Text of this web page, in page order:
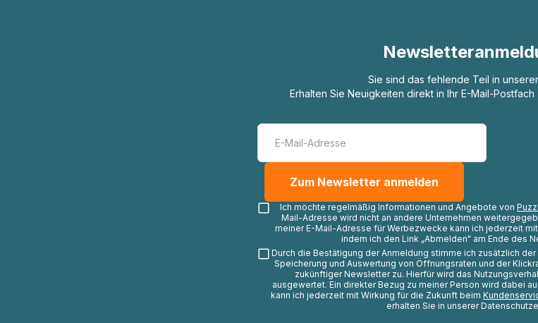
Sie sind das fehlende Teil in
Erhalten Sie Neuigkeiten direkt in Ihr E-Mail-
Ich möchte regelmäßig Informationen und Angebote von
Mail-Adresse wird nicht an andere Unternehmen
meiner E-Mail-Adresse für Werbezwecke kann ich jederzeit
indem ich den Link „Abmelden" am Ende des
Durch die Bestätigung der Anmeldung stimme ich zusätzlich
Speicherung und Auswertung von Öffnungsraten und der
zukünftiger Newsletter zu. Hierfür wird das
ausgewertet. Ein direkter Bezug zu meiner Person wird dabei
kann ich jederzeit mit Wirkung für die Zukunft beim
erhalten Sie in unserer